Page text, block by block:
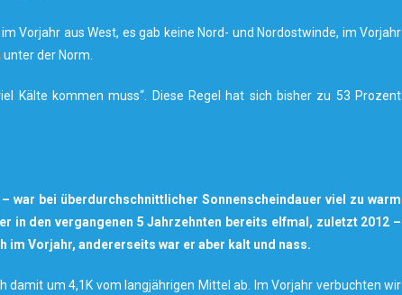
Vorjahr aus West, es gab keine Nord- und Nordostwinde, im Vorjahr
der Norm.
Kälte kommen muss“. Diese Regel hat sich bisher zu 53 Prozent
war bei überdurchschnittlicher Sonnenscheindauer viel zu warm
in den vergangenen 5 Jahrzehnten bereits elfmal, zuletzt 2012 –
Vorjahr, andererseits war er aber kalt und nass.
um 4,1K vom langjährigen Mittel ab. Im Vorjahr verbuchten wir